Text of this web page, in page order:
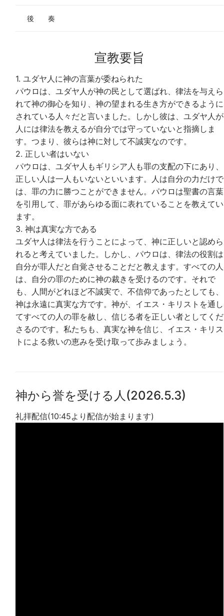
後 奏
宣教要旨
1. ユダヤ人に神の言葉が委ねられた
パウロは、ユダヤ人が神の民として選ばれ、律法を与えら
れて神の御心を知り、神の望まれる生き方ができるように
されている人々だと言いました。しかし彼は、ユダヤ人が
人には律法を教えるが自分では守っていないと指摘しま
す。つまり、彼らは神に対して不誠実なのです。
2. 正しい者はいない
パウロは、ユダヤ人もギリシア人も罪の支配の下にあり、
正しい人は一人もいないといいます。人は自分の力だけで
は、罪の力に勝つことができません。パウロは聖書の言葉
を引用して、罪があらゆる面に表れていることを教えてい
ます。
3. 神は真実な方である
ユダヤ人は律法を行うことによって、神に正しいと認めら
れると考えていました。しかし、パウロは、律法の役割は
自分が罪人だと自覚させることだと教えます。すべての人
は、自分の罪のために神の裁きを受けるのです。それで
も、人間がどれほど不誠実で、不信仰であったとしても、
神は永遠に真実な方です。神が、イエス・キリストを通し
てすべての人の罪を赦し、信じる者を正しい者としてくだ
さるのです。私たちも、真実な神を信じ、イエス・キリス
トによる救いの恵みを受け取って歩みましょう。
神から誉を受ける人(2026.5.3)
礼拝配信(10:45より配信が始まります)